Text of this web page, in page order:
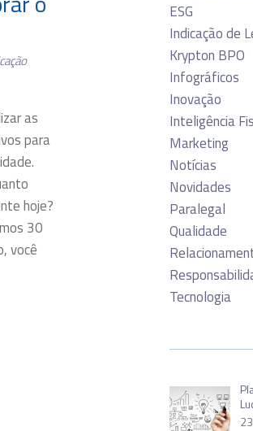
as
para
hoje?
30
você
ESG
Indicação de
Krypton BPO
Infográficos
Inovação
Inteligência
Marketing
Notícias
Novidades
Paralegal
Qualidade
Tecnologia